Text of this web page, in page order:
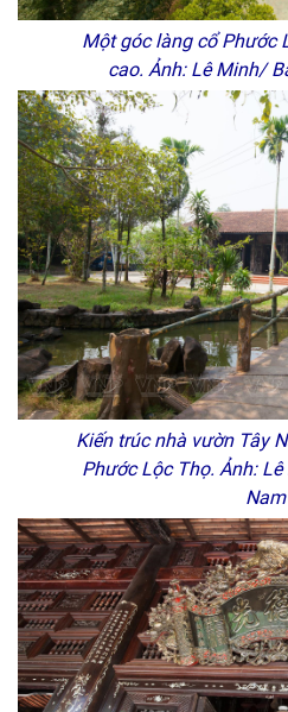
Một góc làng cổ Phước
cao. Ảnh: Lê Minh/
Kiến trúc nhà vườn Tây
Phước Lộc Thọ. Ảnh:
Nam